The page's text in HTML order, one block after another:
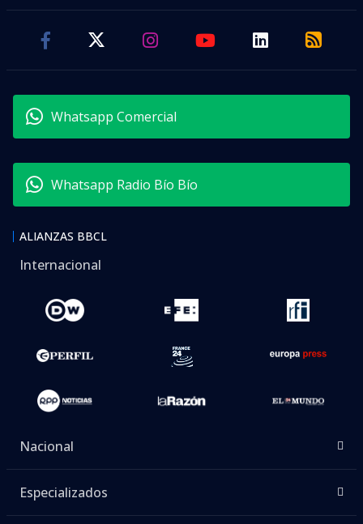
Whatsapp Comercial
Whatsapp Radio Bío Bío
ALIANZAS BBCL
Internacional
Nacional
Especializados